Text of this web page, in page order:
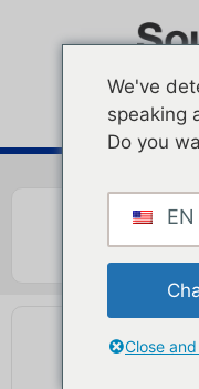
We've
speaking
Do you
EN
Close